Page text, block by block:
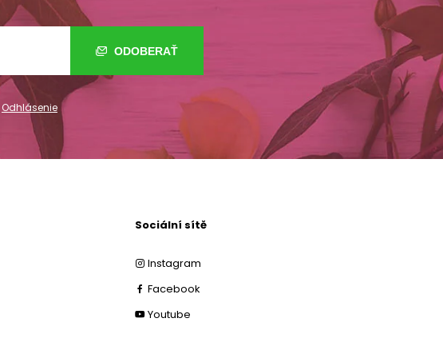
ODOBERAŤ
Odhlásenie
Sociální sítě
Instagram
Facebook
Youtube